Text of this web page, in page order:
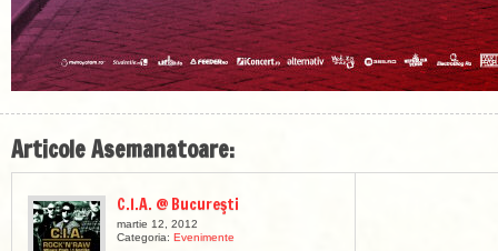
Articole Asemanatoare:
C.I.A. @ Bucureşti
martie 12, 2012
Categoria: Evenimente